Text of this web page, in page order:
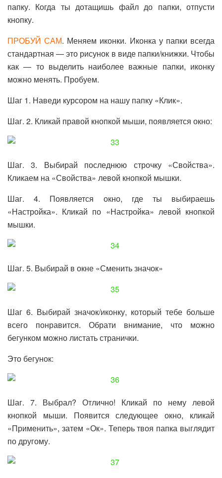
папку. Когда ты дотащишь файл до папки, отпусти
кнопку.
ПРОБУЙ САМ. Меняем иконки. Иконка у папки всегда
стандартная — это рисунок в виде папки/книжки. Чтобы
как — то выделить наиболее важные папки, иконку
можно менять. Пробуем.
Шаг 1. Наведи курсором на нашу папку «Клик».
Шаг. 2. Кликай правой кнопкой мыши, появляется окно:
Шаг. 3. Выбирай последнюю строчку «Свойства».
Кликаем на «Свойства» левой кнопкой мышки.
Шаг. 4. Появляется окно, где ты выбираешь
«Настройка». Кликай по «Настройка» левой кнопкой
мышки.
Шаг. 5. Выбирай в окне «Сменить значок»
Шаг 6. Выбирай значок/иконку, который тебе больше
всего понравится. Обрати внимание, что можно
бегунком можно листать странички.
Это бегунок:
Шаг. 7. Выбрал? Отлично! Кликай по нему левой
кнопкой мыши. Появится следующее окно, кликай
«Применить», затем «Ок». Теперь твоя папка выглядит
по другому.